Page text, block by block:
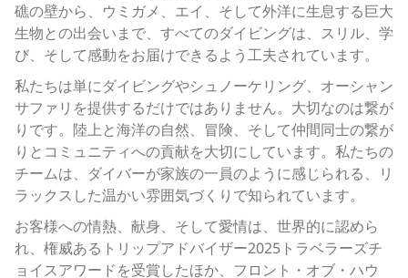
礁の壁から、ウミガメ、エイ、そして外洋に生息する巨大
生物との出会いまで、すべてのダイビングは、スリル、学
び、そして感動をお届けできるよう工夫されています。
私たちは単にダイビングやシュノーケリング、オーシャン
サファリを提供するだけではありません。大切なのは繋が
りです。陸上と海洋の自然、冒険、そして仲間同士の繋が
りとコミュニティへの貢献を大切にしています。私たちの
チームは、ダイバーが家族の一員のように感じられる、リ
ラックスした温かい雰囲気づくりで知られています。
お客様への情熱、献身、そして愛情は、世界的に認めら
れ、権威あるトリップアドバイザー2025トラベラーズチ
ョイスアワードを受賞したほか、フロント・オブ・ハウ